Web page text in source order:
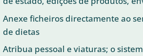
Anexe ficheiros directamente ao
de dietas
Atribua pessoal e viaturas; o